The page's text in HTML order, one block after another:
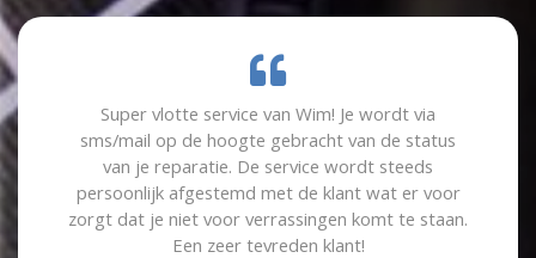
Super vlotte service van Wim! Je wordt via
sms/mail op de hoogte gebracht van de status
van je reparatie. De service wordt steeds
persoonlijk afgestemd met de klant wat er voor
zorgt dat je niet voor verrassingen komt te staan.
Een zeer tevreden klant!